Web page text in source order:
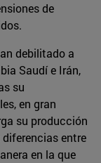
de
debilitado a
Saudí e Irán,
su
en gran
su producción
diferencias entre
en la que